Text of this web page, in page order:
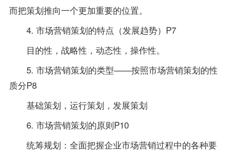
而把策划推向一个更加重要的位置。
4. 市场营销策划的特点（发展趋势）P7
目的性，战略性，动态性，操作性。
5. 市场营销策划的类型——按照市场营销策划的性
质分P8
基础策划，运行策划，发展策划
6. 市场营销策划的原则P10
统筹规划：全面把握企业市场营销过程中的各种要